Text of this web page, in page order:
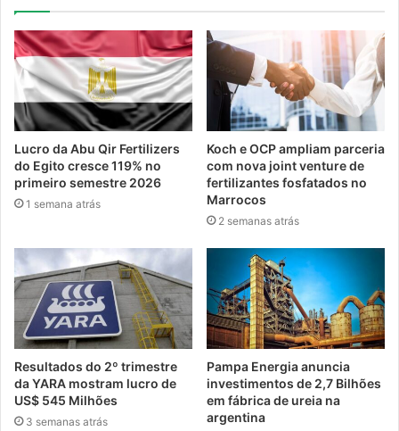
Lucro da Abu Qir Fertilizers
do Egito cresce 119% no
primeiro semestre 2026
1 semana atrás
Koch e OCP ampliam parceria
com nova joint venture de
fertilizantes fosfatados no
Marrocos
2 semanas atrás
Resultados do 2º trimestre
da YARA mostram lucro de
US$ 545 Milhões
3 semanas atrás
Pampa Energia anuncia
investimentos de 2,7 Bilhões
em fábrica de ureia na
argentina